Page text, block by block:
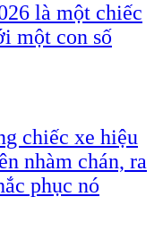
là một chiếc
một con số
chiếc xe hiệu
nhàm chán, ra
phục nó